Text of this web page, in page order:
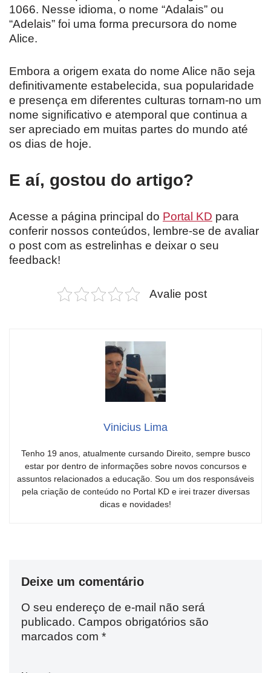
1066. Nesse idioma, o nome “Adalais” ou
“Adelais” foi uma forma precursora do nome
Alice.
Embora a origem exata do nome Alice não seja
definitivamente estabelecida, sua popularidade
e presença em diferentes culturas tornam-no um
nome significativo e atemporal que continua a
ser apreciado em muitas partes do mundo até
os dias de hoje.
E aí, gostou do artigo?
Acesse a página principal do Portal KD para
conferir nossos conteúdos, lembre-se de avaliar
o post com as estrelinhas e deixar o seu
feedback!
Avalie post
Vinicius Lima
Tenho 19 anos, atualmente cursando Direito, sempre busco
estar por dentro de informações sobre novos concursos e
assuntos relacionados a educação. Sou um dos responsáveis
pela criação de conteúdo no Portal KD e irei trazer diversas
dicas e novidades!
Deixe um comentário
O seu endereço de e-mail não será
publicado. Campos obrigatórios são
marcados com *